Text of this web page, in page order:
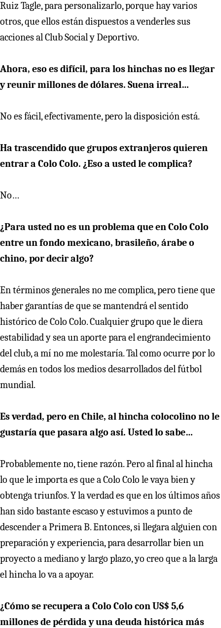
Ruiz Tagle, para personalizarlo, porque hay varios
otros, que ellos están dispuestos a venderles sus
acciones al Club Social y Deportivo.
Ahora, eso es difícil, para los hinchas no es llegar
y reunir millones de dólares. Suena irreal…
No es fácil, efectivamente, pero la disposición está.
Ha trascendido que grupos extranjeros quieren
entrar a Colo Colo. ¿Eso a usted le complica?
No…
¿Para usted no es un problema que en Colo Colo
entre un fondo mexicano, brasileño, árabe o
chino, por decir algo?
En términos generales no me complica, pero tiene que
haber garantías de que se mantendrá el sentido
histórico de Colo Colo. Cualquier grupo que le diera
estabilidad y sea un aporte para el engrandecimiento
del club, a mí no me molestaría. Tal como ocurre por lo
demás en todos los medios desarrollados del fútbol
mundial.
Es verdad, pero en Chile, al hincha colocolino no le
gustaría que pasara algo así. Usted lo sabe…
Probablemente no, tiene razón. Pero al final al hincha
lo que le importa es que a Colo Colo le vaya bien y
obtenga triunfos. Y la verdad es que en los últimos años
han sido bastante escaso y estuvimos a punto de
descender a Primera B. Entonces, si llegara alguien con
preparación y experiencia, para desarrollar bien un
proyecto a mediano y largo plazo, yo creo que a la larga
el hincha lo va a apoyar.
¿Cómo se recupera a Colo Colo con US$ 5,6
millones de pérdida y una deuda histórica más